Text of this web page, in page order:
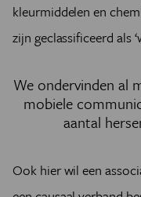
kleurmiddelen en
zijn geclassificeerd als
We ondervinden al
mobiele
aantal
Ook hier wil een